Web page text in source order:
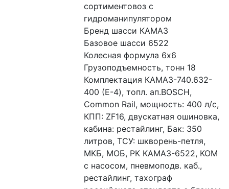
сортиментовоз с
гидроманипулятором
Бренд шасси КАМАЗ
Базовое шасси 6522
Колесная формула 6x6
Грузоподъемность, тонн 18
Комплектация КАМАЗ-740.632-
400 (E-4), топл. ап.BOSCH,
Common Rail, мощность: 400 л/с,
КПП: ZF16, двускатная ошиновка,
кабина: рестайлинг, Бак: 350
литров, ТСУ: шкворень-петля,
МКБ, МОБ, РК КАМАЗ-6522, КОМ
c насосом, пневмоподв. каб.,
рестайлинг, тахограф